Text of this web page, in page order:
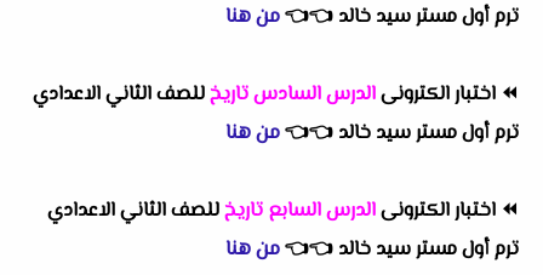
ترم أول مستر سيد خالد 👈
👈من هنا
⏪ اختبار الكترونىالدرس السادس تاريخللصف الثاني الاعدادي
ترم أول مستر سيد خالد 👈
👈من هنا
⏪ اختبار الكترونىالدرس السابع تاريخللصف الثاني الاعدادي
ترم أول مستر سيد خالد 👈
👈من هنا